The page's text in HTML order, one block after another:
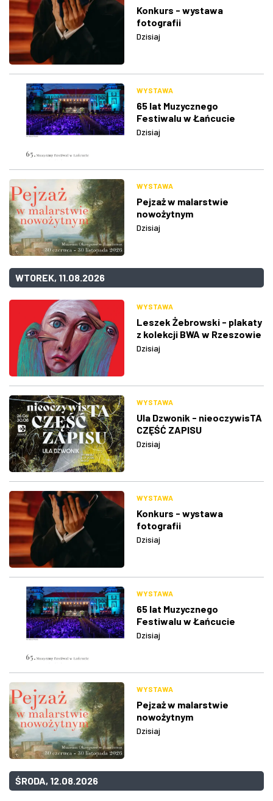
Konkurs - wystawa
fotografii
Dzisiaj
WYSTAWA
65 lat Muzycznego
Festiwalu w Łańcucie
Dzisiaj
WYSTAWA
Pejzaż w malarstwie
nowożytnym
Dzisiaj
WTOREK, 11.08.2026
WYSTAWA
Leszek Żebrowski - plakaty
z kolekcji BWA w Rzeszowie
Dzisiaj
WYSTAWA
Ula Dzwonik - nieoczywisTA
CZĘŚĆ ZAPISU
Dzisiaj
WYSTAWA
Konkurs - wystawa
fotografii
Dzisiaj
WYSTAWA
65 lat Muzycznego
Festiwalu w Łańcucie
Dzisiaj
WYSTAWA
Pejzaż w malarstwie
nowożytnym
Dzisiaj
ŚRODA, 12.08.2026